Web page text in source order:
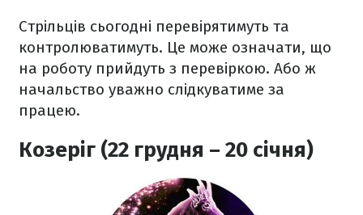
Стрільців сьогодні перевірятимуть та
контролюватимуть. Це може означати, що
на роботу прийдуть з перевіркою. Або ж
начальство уважно слідкуватиме за
працею.
Козеріг (22 грудня – 20 січня)